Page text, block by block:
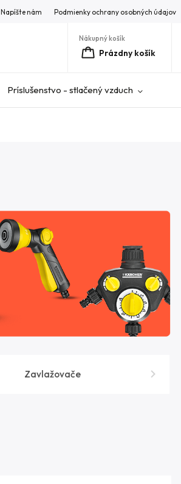
Napíšte nám Podmienky ochrany osobných údajov
Nákupný košík
Prázdny košík
Príslušenstvo - stlačený vzduch
Zavlažovače